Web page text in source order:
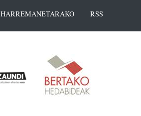
HARREMANETARAKO RSS